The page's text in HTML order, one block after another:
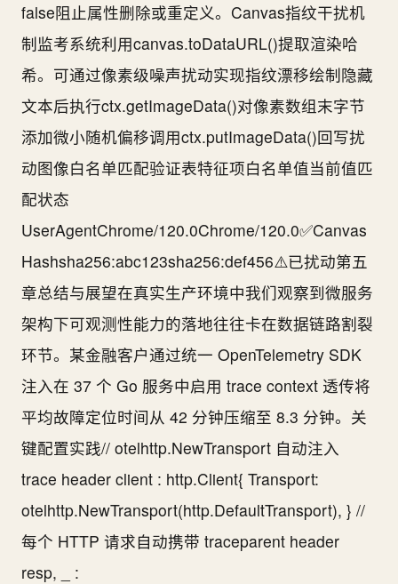
false阻止属性删除或重定义。Canvas指纹干扰机
制监考系统利用canvas.toDataURL()提取渲染哈
希。可通过像素级噪声扰动实现指纹漂移绘制隐藏
文本后执行ctx.getImageData()对像素数组末字节
添加微小随机偏移调用ctx.putImageData()回写扰
动图像白名单匹配验证表特征项白名单值当前值匹
配状态
UserAgentChrome/120.0Chrome/120.0✅Canvas
Hashsha256:abc123sha256:def456⚠️已扰动第五
章总结与展望在真实生产环境中我们观察到微服务
架构下可观测性能力的落地往往卡在数据链路割裂
环节。某金融客户通过统一 OpenTelemetry SDK
注入在 37 个 Go 服务中启用 trace context 透传将
平均故障定位时间从 42 分钟压缩至 8.3 分钟。关
键配置实践// otelhttp.NewTransport 自动注入
trace header client : http.Client{ Transport:
otelhttp.NewTransport(http.DefaultTransport), } //
每个 HTTP 请求自动携带 traceparent header
resp, _ :